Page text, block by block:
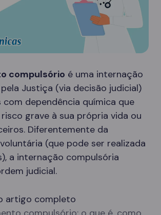
compulsório é uma internação
Justiça (via decisão judicial)
com dependência química que
grave à sua própria vida ou
Diferentemente da
(que pode ser realizada
a internação compulsória
judicial.
artigo completo